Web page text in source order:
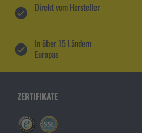
Direkt vom Hersteller
In über 15 Ländern
Europas
ZERTIFIKATE